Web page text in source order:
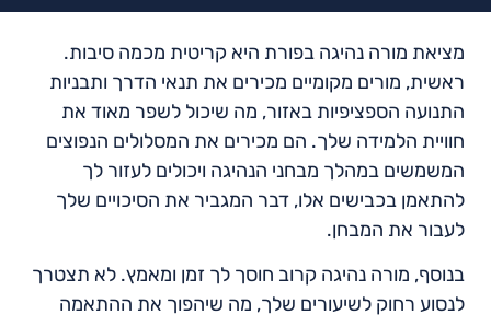
מציאת מורה נהיגה בפורת היא קריטית מכמה סיבות.
ראשית, מורים מקומיים מכירים את תנאי הדרך ותבניות
התנועה הספציפיות באזור, מה שיכול לשפר מאוד את
חוויית הלמידה שלך. הם מכירים את המסלולים הנפוצים
המשמשים במהלך מבחני הנהיגה ויכולים לעזור לך
להתאמן בכבישים אלו, דבר המגביר את הסיכויים שלך
לעבור את המבחן.
בנוסף, מורה נהיגה קרוב חוסך לך זמן ומאמץ. לא תצטרך
לנסוע רחוק לשיעורים שלך, מה שיהפוך את ההתאמה